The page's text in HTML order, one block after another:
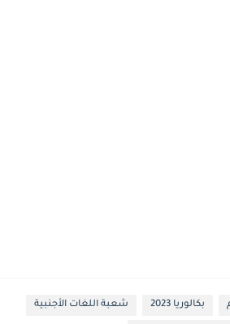
بكالوريا 2023 شعبة اللغات الأجنبية